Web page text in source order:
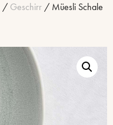
/ Geschirr / Müesli Schale